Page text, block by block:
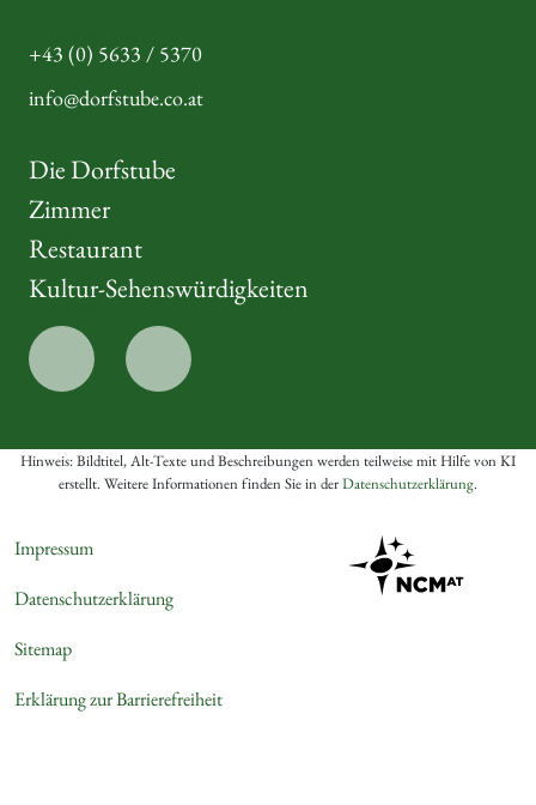
+43 (0) 5633 / 5370
info@dorfstube.co.at
Die Dorfstube
Zimmer
Restaurant
Kultur-Sehenswürdigkeiten
Hinweis: Bildtitel, Alt-Texte und Beschreibungen werden teilweise mit Hilfe von KI
erstellt. Weitere Informationen finden Sie in derDatenschutzerklärung.
Impressum
Datenschutzerklärung
Sitemap
Erklärung zur Barrierefreiheit